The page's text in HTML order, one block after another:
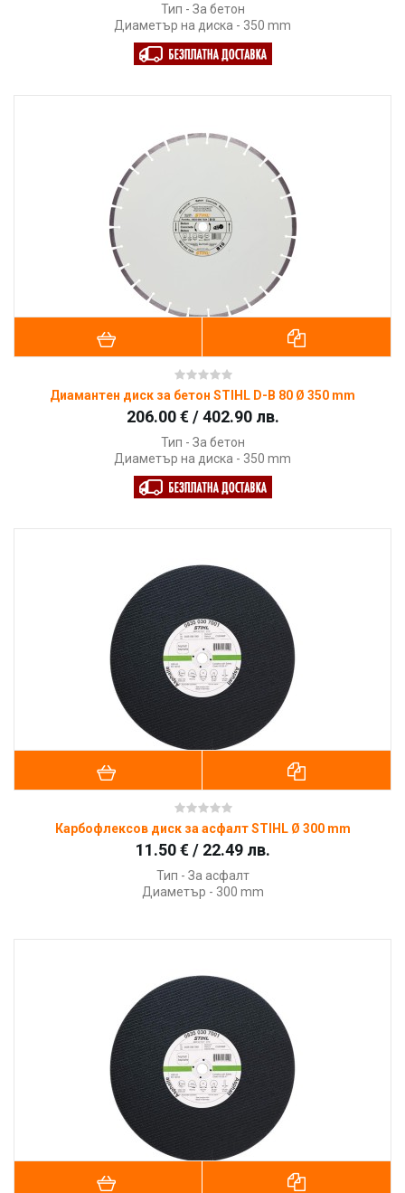
Тип - За бетон
Диаметър на диска - 350 mm
Диамантен диск за бетон STIHL D-B 80 Ø 350 mm
206.00 € / 402.90 лв.
Тип - За бетон
Диаметър на диска - 350 mm
Карбофлексов диск за асфалт STIHL Ø 300 mm
11.50 € / 22.49 лв.
Тип - За асфалт
Диаметър - 300 mm